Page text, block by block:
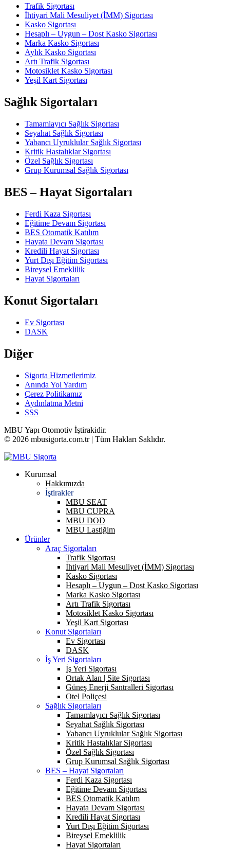
Trafik Sigortası
İhtiyari Mali Mesuliyet (İMM) Sigortası
Kasko Sigortası
Hesaplı – Uygun – Dost Kasko Sigortası
Marka Kasko Sigortası
Aylık Kasko Sigortası
Artı Trafik Sigortası
Motosiklet Kasko Sigortası
Yeşil Kart Sigortası
Sağlık Sigortaları
Tamamlayıcı Sağlık Sigortası
Seyahat Sağlık Sigortası
Yabancı Uyruklular Sağlık Sigortası
Kritik Hastalıklar Sigortası
Özel Sağlık Sigortası
Grup Kurumsal Sağlık Sigortası
BES – Hayat Sigortaları
Ferdi Kaza Sigortası
Eğitime Devam Sigortası
BES Otomatik Katılım
Hayata Devam Sigortası
Kredili Hayat Sigortası
Yurt Dışı Eğitim Sigortası
Bireysel Emeklilik
Hayat Sigortaları
Konut Sigortaları
Ev Sigortası
DASK
Diğer
Sigorta Hizmetlerimiz
Anında Yol Yardım
Çerez Politikamız
Aydınlatma Metni
SSS
MBU Yapı Otomotiv İştirakidir.
© 2026 mbusigorta.com.tr | Tüm Hakları Saklıdır.
Kurumsal
Hakkımızda
İştirakler
MBU SEAT
MBU CUPRA
MBU DOD
MBU Lastiğim
Ürünler
Araç Sigortaları
Trafik Sigortası
İhtiyari Mali Mesuliyet (İMM) Sigortası
Kasko Sigortası
Hesaplı – Uygun – Dost Kasko Sigortası
Marka Kasko Sigortası
Artı Trafik Sigortası
Motosiklet Kasko Sigortası
Yeşil Kart Sigortası
Konut Sigortaları
Ev Sigortası
DASK
İş Yeri Sigortaları
İş Yeri Sigortası
Ortak Alan | Site Sigortası
Güneş Enerji Santralleri Sigortası
Otel Poliçesi
Sağlık Sigortaları
Tamamlayıcı Sağlık Sigortası
Seyahat Sağlık Sigortası
Yabancı Uyruklular Sağlık Sigortası
Kritik Hastalıklar Sigortası
Özel Sağlık Sigortası
Grup Kurumsal Sağlık Sigortası
BES – Hayat Sigortaları
Ferdi Kaza Sigortası
Eğitime Devam Sigortası
BES Otomatik Katılım
Hayata Devam Sigortası
Kredili Hayat Sigortası
Yurt Dışı Eğitim Sigortası
Bireysel Emeklilik
Hayat Sigortaları